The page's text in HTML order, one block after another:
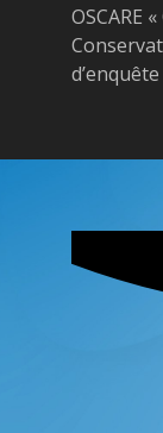
OSCARE